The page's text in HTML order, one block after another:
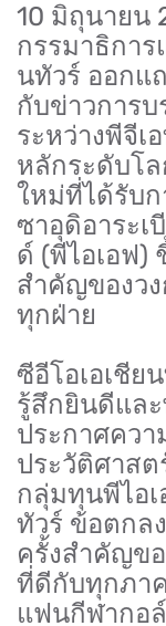
10 มิถุนายน
กรรมาธิการ
นทัวร์ ออกแ
กับข่าวการ
ระหว่างพีจีเ
หลักระดับโ
ใหม่ที่ได้รับ
ซาอุดิอาระ
ด์ (พีไอเอฟ)
สำคัญของว
ทุกฝ่าย
ซีอีโอเอเชีย
รู้สึกยินดีแล
ประกาศคว
ประวัติศาสต
กลุ่มทุนพีไอเ
ทัวร์ ข้อตกล
ครั้งสำคัญขอ
ที่ดีกับทุกภา
แฟนกีฬากอ